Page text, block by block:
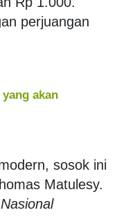
perjuangan
akan
sosok ini
Matulesy.